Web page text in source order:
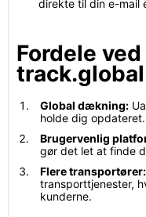
direkte til din e-mail
Fordele
track.global
Global dækning:
holde dig opdateret.
Brugervenlig
gør det let at finde
Flere transportører:
transporttjenester,
kunderne.